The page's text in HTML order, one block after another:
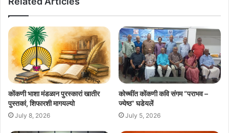
कोंकणी भाशा मंडळान पुरस्कारां खातीर
पुस्तकां, शिफारशी मागयल्यो
July 8, 2026
कोच्चींत कोंकणी कवि संगम “पराभव –
ज्येष्ठ” घडेयलें
July 5, 2026